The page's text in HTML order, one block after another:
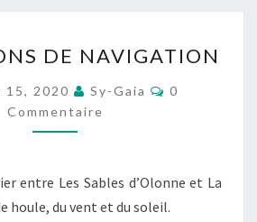
DE
NAVIGATION
DE NAVIGATION
15, 2020 Sy-Gaia
0
Commentaire
entre Les Sables d’Olonne et La
houle, du vent et du soleil.